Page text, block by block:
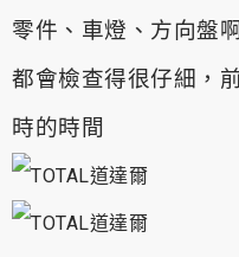
零件、車燈、方向盤
都會檢查得很仔細，
時的時間